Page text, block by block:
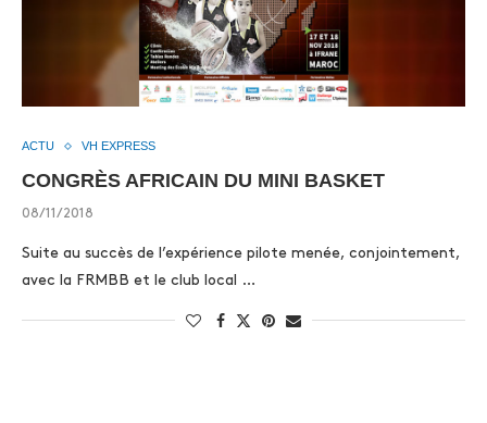
ACTU VH EXPRESS
CONGRÈS AFRICAIN DU MINI BASKET
08/11/2018
Suite au succès de l’expérience pilote menée, conjointement,
avec la FRMBB et le club local …